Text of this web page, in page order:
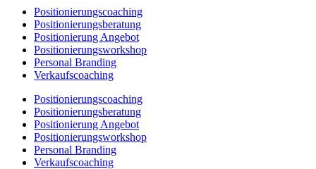
Positionierungscoaching
Positionierungsberatung
Positionierung Angebot
Positionierungsworkshop
Personal Branding
Verkaufscoaching
Positionierungscoaching
Positionierungsberatung
Positionierung Angebot
Positionierungsworkshop
Personal Branding
Verkaufscoaching